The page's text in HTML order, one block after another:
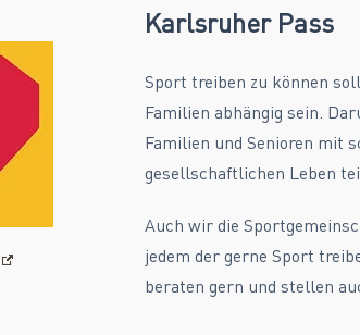
Karlsruher Pass
Sport treiben zu können
Familien abhängig sein.
Familien und Senioren mit
gesellschaftlichen Leben
Auch wir die
jedem der gerne Sport
beraten gern und stellen